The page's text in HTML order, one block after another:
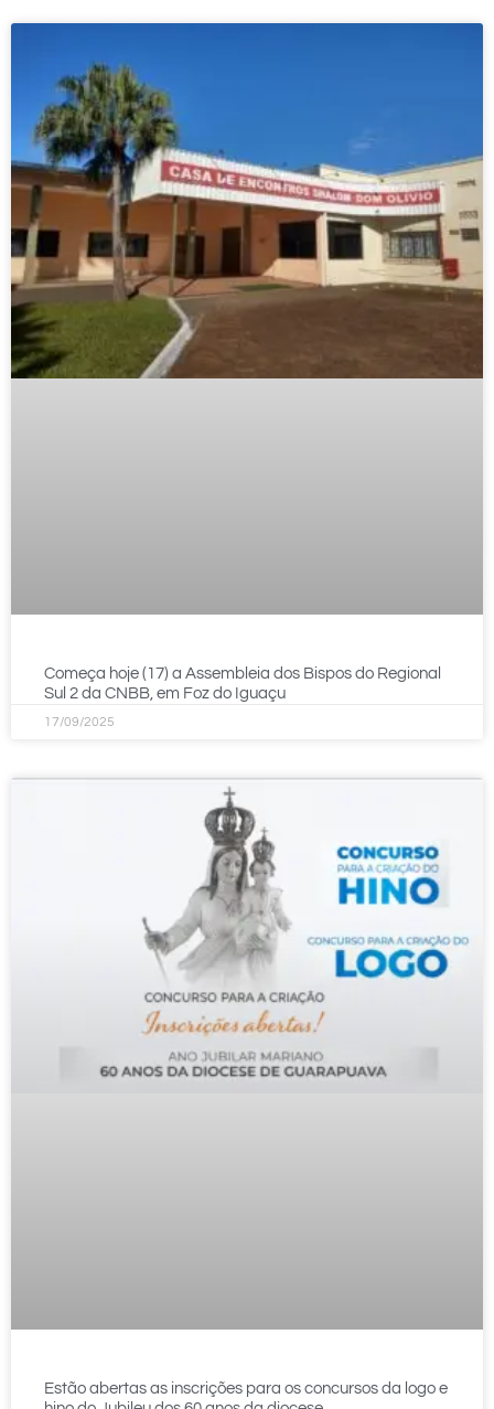
Começa hoje (17) a Assembleia dos Bispos do Regional
Sul 2 da CNBB, em Foz do Iguaçu
17/09/2025
Estão abertas as inscrições para os concursos da logo e